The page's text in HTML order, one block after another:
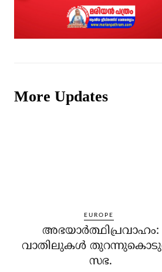
More Updates
EUROPE
അഭയാര്‍ത്ഥിപ്രവാഹം:
വാതിലുകള്‍
സഭ.